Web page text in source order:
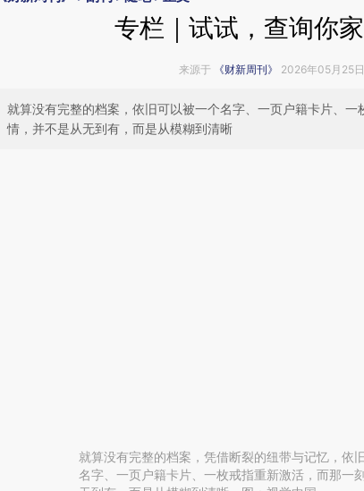
专栏｜试试，查询你
来源于 《财新周刊》 2026年05月25
就算没有完整的档案，依旧可以被一个名字、一页户籍卡片、
情，并不是从无到有，而是从模糊到清晰
就算没有完整的档案，凭借断裂的纽带与记忆，依
名字、一页户籍卡片、一枚戒指重新激活，而那一